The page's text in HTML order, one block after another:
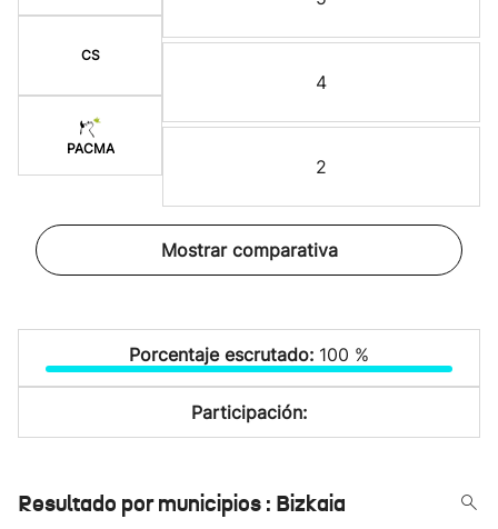
CS
PACMA
4
2
Mostrar comparativa
Porcentaje escrutado: 100 %
Participación:
Resultado por municipios : Bizkaia